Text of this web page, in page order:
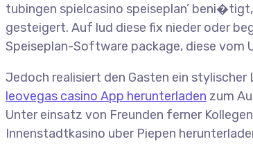
tubingen spielcasino speiseplan’
gesteigert. Auf lud diese fix nieder oder
Speiseplan-Software package, diese vom
Jedoch realisiert den Gasten ein
leovegas casino App herunterladen zum
Unter einsatz von Freunden ferner
Innenstadtkasino uber Piepen